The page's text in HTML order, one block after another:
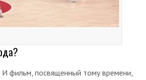
И фильм, посвященный тому времени,